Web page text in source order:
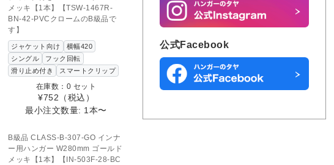
メッキ【1本】【TSW-1467R-
BN-42-PVCクロームのB級品で
す】
ジャケット向け
横幅420
シングル
フック回転
滑り止め付き
スマートクリップ
在庫数：0 セット
¥752 （税込）
最小注文数量: 1本〜
SOLD OUT
この商品へのお問い合わせ
B級品 CLASS-B-307-GO インナ
ー用ハンガー W280mm ゴールド
メッキ【1本】【IN-503F-28-BC
公式Facebook